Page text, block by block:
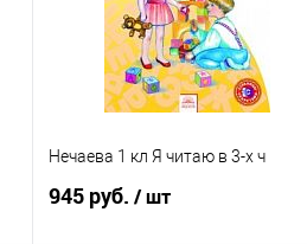
Нечаева 1 кл Я читаю в 3-х ч
945 руб. / шт